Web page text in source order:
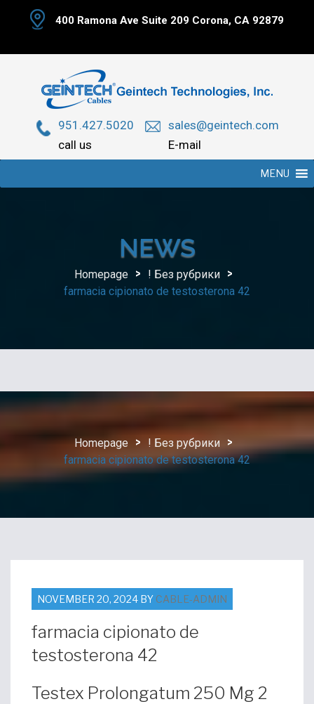
400 Ramona Ave Suite 209 Corona, CA 92879
951.427.5020
call us
sales@geintech.com
E-mail
MENU
NEWS
Homepage > ! Без рубрики >
farmacia cipionato de testosterona 42
Homepage > ! Без рубрики >
farmacia cipionato de testosterona 42
POSTED
NOVEMBER 20, 2024 BY CABLE-ADMIN
farmacia cipionato de
testosterona 42
Testex Prolongatum 250 Mg 2